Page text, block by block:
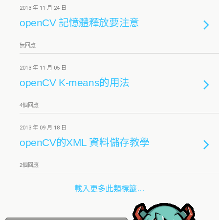
2013 年 11 月 24 日
openCV 記憶體釋放要注意
無回應
2013 年 11 月 05 日
openCV K-means的用法
4個回應
2013 年 09 月 18 日
openCV的XML 資料儲存教學
2個回應
載入更多此類標籤…